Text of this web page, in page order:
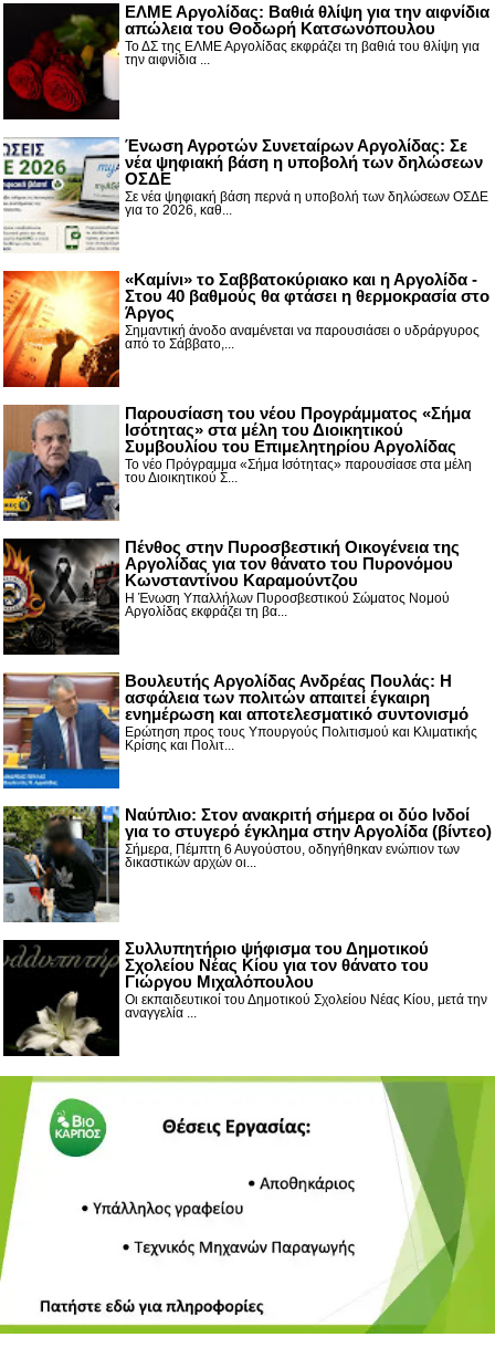
ΕΛΜΕ Αργολίδας: Βαθιά θλίψη για την αιφνίδια
απώλεια του Θοδωρή Κατσωνόπουλου
Το ΔΣ της ΕΛΜΕ Αργολίδας εκφράζει τη βαθιά του θλίψη για
την αιφνίδια ...
Ένωση Αγροτών Συνεταίρων Αργολίδας: Σε
νέα ψηφιακή βάση η υποβολή των δηλώσεων
ΟΣΔΕ
Σε νέα ψηφιακή βάση περνά η υποβολή των δηλώσεων ΟΣΔΕ
για το 2026, καθ...
«Καμίνι» το Σαββατοκύριακο και η Αργολίδα -
Στου 40 βαθμούς θα φτάσει η θερμοκρασία στο
Άργος
Σημαντική άνοδο αναμένεται να παρουσιάσει ο υδράργυρος
από το Σάββατο,...
Παρουσίαση του νέου Προγράμματος «Σήμα
Ισότητας» στα μέλη του Διοικητικού
Συμβουλίου του Επιμελητηρίου Αργολίδας
Το νέο Πρόγραμμα «Σήμα Ισότητας» παρουσίασε στα μέλη
του Διοικητικού Σ...
Πένθος στην Πυροσβεστική Οικογένεια της
Αργολίδας για τον θάνατο του Πυρονόμου
Κωνσταντίνου Καραμούντζου
Η Ένωση Υπαλλήλων Πυροσβεστικού Σώματος Νομού
Αργολίδας εκφράζει τη βα...
Βουλευτής Αργολίδας Ανδρέας Πουλάς: Η
ασφάλεια των πολιτών απαιτεί έγκαιρη
ενημέρωση και αποτελεσματικό συντονισμό
Ερώτηση προς τους Υπουργούς Πολιτισμού και Κλιματικής
Κρίσης και Πολιτ...
Nαύπλιο: Στον ανακριτή σήμερα οι δύο Ινδοί
για το στυγερό έγκλημα στην Αργολίδα (βίντεο)
Σήμερα, Πέμπτη 6 Αυγούστου, οδηγήθηκαν ενώπιον των
δικαστικών αρχών οι...
Συλλυπητήριο ψήφισμα του Δημοτικού
Σχολείου Νέας Κίου για τον θάνατο του
Γιώργου Μιχαλόπουλου
Οι εκπαιδευτικοί του Δημοτικού Σχολείου Νέας Κίου, μετά την
αναγγελία ...